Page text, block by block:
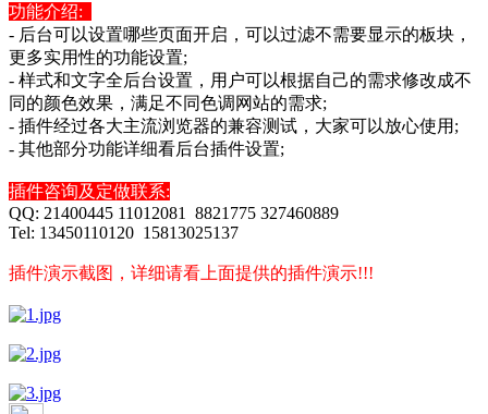
功能介绍:
- 后台可以设置哪些页面开启，可以过滤不需要显示的板块，
更多实用性的功能设置;
- 样式和文字全后台设置，用户可以根据自己的需求修改成不
同的颜色效果，满足不同色调网站的需求;
- 插件经过各大主流浏览器的兼容测试，大家可以放心使用;
- 其他部分功能详细看后台插件设置;
插件咨询及定做联系:
QQ: 21400445 11012081 8821775 327460889
Tel: 13450110120 15813025137
插件演示截图，详细请看上面提供的插件演示!!!